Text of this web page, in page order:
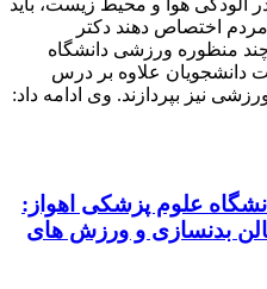
آلودگی هوا و محیط زیست، باید
اختصاص دهند دکتر
منظوره ورزشی دانشگاه
دانشجویان علاوه بر درس
نیز بپردازند. وی ادامه داد:
علوم پزشکی اهواز:
بدنسازی و ورزش های